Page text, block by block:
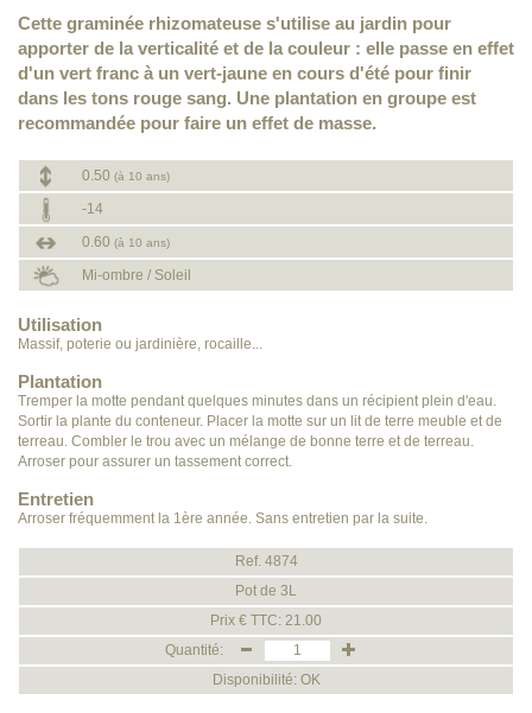
Cette graminée rhizomateuse s'utilise au jardin pour
apporter de la verticalité et de la couleur : elle passe en effet
d'un vert franc à un vert-jaune en cours d'été pour finir
dans les tons rouge sang. Une plantation en groupe est
recommandée pour faire un effet de masse.
0.50 (à 10 ans)
-14
0.60 (à 10 ans)
Mi-ombre / Soleil
Utilisation
Massif, poterie ou jardinière, rocaille...
Plantation
Tremper la motte pendant quelques minutes dans un récipient plein d'eau.
Sortir la plante du conteneur. Placer la motte sur un lit de terre meuble et de
terreau. Combler le trou avec un mélange de bonne terre et de terreau.
Arroser pour assurer un tassement correct.
Entretien
Arroser fréquemment la 1ère année. Sans entretien par la suite.
Ref. 4874
Pot de 3L
Prix € TTC: 21.00
Quantité:
Disponibilité: OK